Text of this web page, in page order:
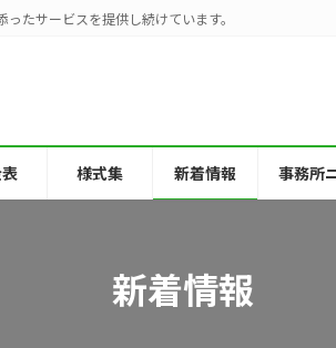
たサービスを提供し続けています。
様式集 新着情報 事務所
新着情報